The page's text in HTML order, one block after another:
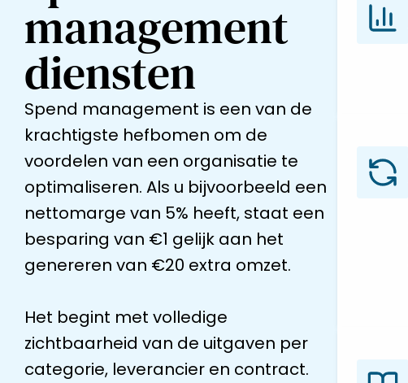
management
diensten
Spend management is een van de
krachtigste hefbomen om de
voordelen van een organisatie te
optimaliseren. Als u bijvoorbeeld een
nettomarge van 5% heeft, staat een
besparing van €1 gelijk aan het
genereren van €20 extra omzet.
Het begint met volledige
zichtbaarheid van de uitgaven per
categorie, leverancier en contract.